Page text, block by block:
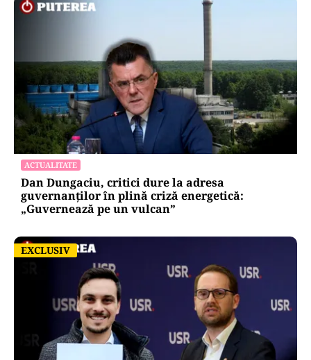
ACTUALITATE
Dan Dungaciu, critici dure la adresa
guvernanților în plină criză energetică:
„Guvernează pe un vulcan”
EXCLUSIV
EXCLUSIV